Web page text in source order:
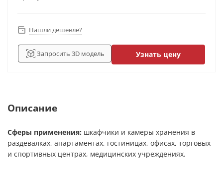
Нашли дешевле?
Запросить 3D модель Узнать цену
Описание
Сферы применения: шкафчики и камеры хранения в
раздевалках, апартаментах, гостиницах, офисах, торговых
и спортивных центрах, медицинских учреждениях.